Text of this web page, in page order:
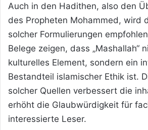
Auch in den Hadithen, also den
des Propheten Mohammed, wird
solcher Formulierungen
Belege zeigen, dass „Mashallah“
kulturelles Element, sondern ein
Bestandteil islamischer Ethik ist.
solcher Quellen verbessert die
erhöht die Glaubwürdigkeit für
interessierte Leser.